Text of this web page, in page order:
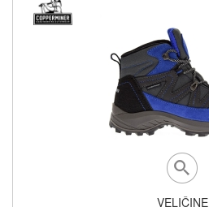
VELIČINE